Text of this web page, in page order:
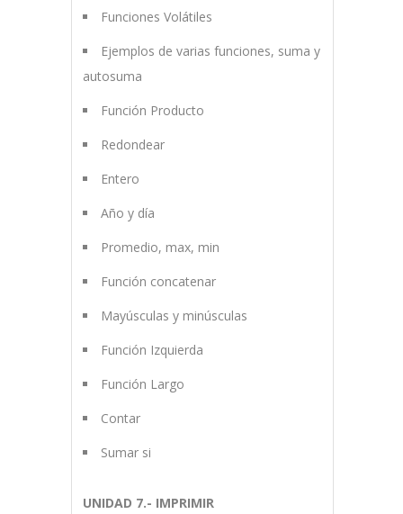
Funciones Volátiles
Ejemplos de varias funciones, suma y
autosuma
Función Producto
Redondear
Entero
Año y día
Promedio, max, min
Función concatenar
Mayúsculas y minúsculas
Función Izquierda
Función Largo
Contar
Sumar si
UNIDAD 7.- IMPRIMIR